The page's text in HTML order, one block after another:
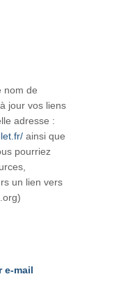
nom de
jour vos liens
adresse :
ainsi que
pourriez
un lien vers
e-mail